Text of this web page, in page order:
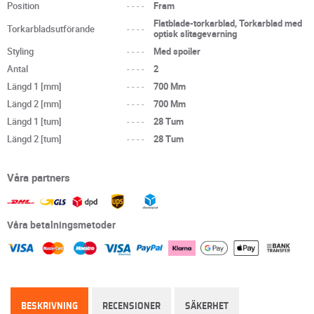
Position ----
Fram
Torkarbladsutförande
----
Flatblade-torkarblad, Torkarblad med
optisk slitagevarning
Styling
----
Med spoiler
Antal
----
2
Längd 1 [mm]
----
700 Mm
Längd 2 [mm]
----
700 Mm
Längd 1 [tum]
----
28 Tum
Längd 2 [tum]
---- 28 Tum
Våra partners
Våra betalningsmetoder
BESKRIVNING RECENSIONER SÄKERHET